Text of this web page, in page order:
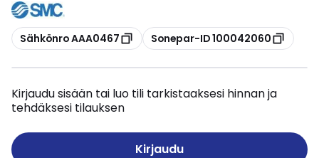
Kopioi
Sähkönro AAA0467 Kopioi
Sonepar-ID 100042060
Kirjaudu sisään tai luo tili tarkistaaksesi hinnan ja
tehdäksesi tilauksen
Kirjaudu